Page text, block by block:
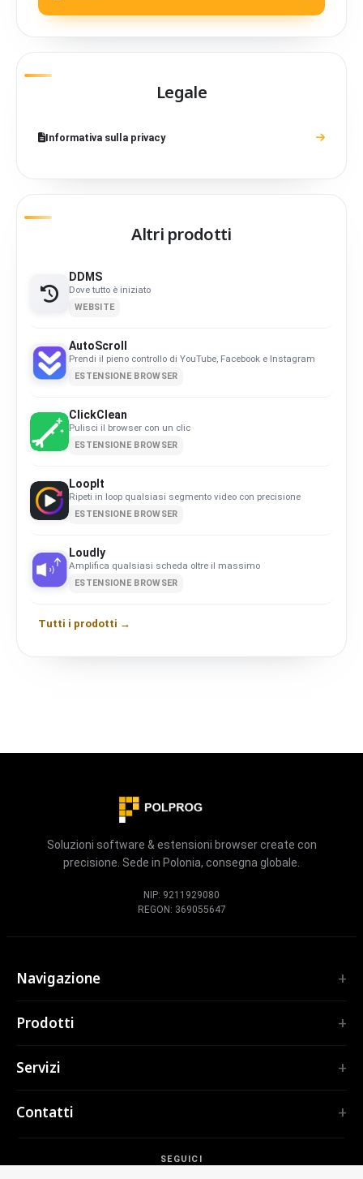
Legale
Informativa sulla privacy
Altri prodotti
DDMS
Dove tutto è iniziato
WEBSITE
AutoScroll
Prendi il pieno controllo di YouTube, Facebook e Instagram
ESTENSIONE BROWSER
ClickClean
Pulisci il browser con un clic
ESTENSIONE BROWSER
LoopIt
Ripeti in loop qualsiasi segmento video con precisione
ESTENSIONE BROWSER
Loudly
Amplifica qualsiasi scheda oltre il massimo
ESTENSIONE BROWSER
Tutti i prodotti →
Soluzioni software & estensioni browser create con
precisione. Sede in Polonia, consegna globale.
NIP: 9211929080
REGON: 369055647
SEGUICI
Navigazione
Servizi
Prodotti
TubePilot
Tutte le estensioni →
Servizi
Applicazioni web
Estensioni browser
Contatti
Varsavia, Polonia